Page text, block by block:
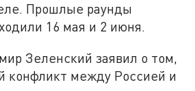
Прошлые раунды
16 мая и 2 июня.
Зеленский заявил о том,
конфликт между Россией и